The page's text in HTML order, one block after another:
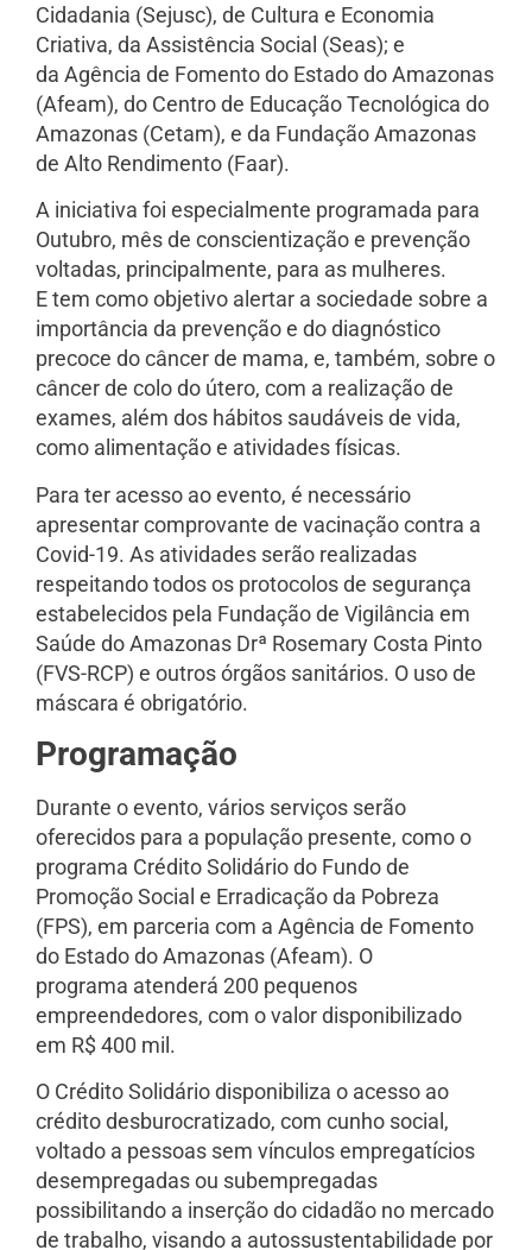
Cidadania (Sejusc), de Cultura e Economia
Criativa, da Assistência Social (Seas); e
da Agência de Fomento do Estado do Amazonas
(Afeam), do Centro de Educação Tecnológica do
Amazonas (Cetam), e da Fundação Amazonas
de Alto Rendimento (Faar).
A iniciativa foi especialmente programada para
Outubro, mês de conscientização e prevenção
voltadas, principalmente, para as mulheres.
E tem como objetivo alertar a sociedade sobre a
importância da prevenção e do diagnóstico
precoce do câncer de mama, e, também, sobre o
câncer de colo do útero, com a realização de
exames, além dos hábitos saudáveis de vida,
como alimentação e atividades físicas.
Para ter acesso ao evento, é necessário
apresentar comprovante de vacinação contra a
Covid-19. As atividades serão realizadas
respeitando todos os protocolos de segurança
estabelecidos pela Fundação de Vigilância em
Saúde do Amazonas Drª Rosemary Costa Pinto
(FVS-RCP) e outros órgãos sanitários. O uso de
máscara é obrigatório.
Programação
Durante o evento, vários serviços serão
oferecidos para a população presente, como o
programa Crédito Solidário do Fundo de
Promoção Social e Erradicação da Pobreza
(FPS), em parceria com a Agência de Fomento
do Estado do Amazonas (Afeam). O
programa atenderá 200 pequenos
empreendedores, com o valor disponibilizado
em R$ 400 mil.
O Crédito Solidário disponibiliza o acesso ao
crédito desburocratizado, com cunho social,
voltado a pessoas sem vínculos empregatícios
desempregadas ou subempregadas
possibilitando a inserção do cidadão no mercado
de trabalho, visando a autossustentabilidade por